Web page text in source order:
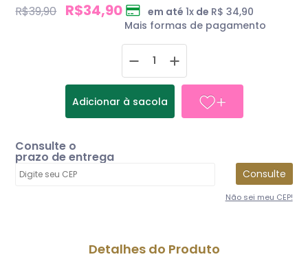
R$39,90 R$34,90 em até1x de R$ 34,90
Mais formas de pagamento
Adicionar à sacola
Consulte o
prazo de entrega
Consulte
Não sei meu CEP!
Detalhes do Produto